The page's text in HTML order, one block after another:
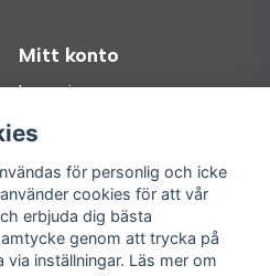
Mitt konto
Logga in
Glömt lösenord?
Handla enkelt
för personlig och icke
cookies för att vår
erbjuda dig bästa
genom att trycka på
via inställningar. Läs mer om